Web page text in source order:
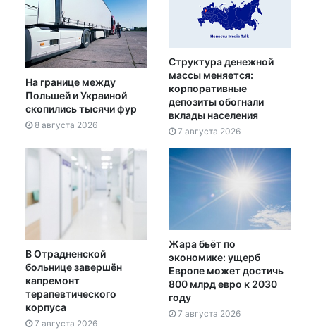
На границе между
Польшей и Украиной
скопились тысячи фур
8 августа 2026
Структура денежной
массы меняется:
корпоративные
депозиты обогнали
вклады населения
7 августа 2026
В Отрадненской
больнице завершён
капремонт
терапевтического
корпуса
7 августа 2026
Жара бьёт по
экономике: ущерб
Европе может достичь
800 млрд евро к 2030
году
7 августа 2026